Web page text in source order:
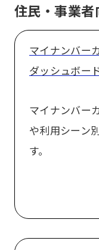
住民・事業者
マイナンバー
ダッシュボー
マイナンバー
や利用シーン
す。